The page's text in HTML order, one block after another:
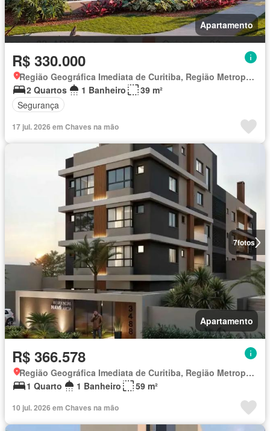
Apartamento
R$ 330.000
Região Geográfica Imediata de Curitiba, Região Metropolitana de Curitiba
2 Quartos
1 Banheiro
39 m²
Segurança
17 jul. 2026 em Chaves na mão
7fotos
Apartamento
R$ 366.578
Região Geográfica Imediata de Curitiba, Região Metropolitana de Curitiba
1 Quarto
1 Banheiro 59 m²
10 jul. 2026 em Chaves na mão